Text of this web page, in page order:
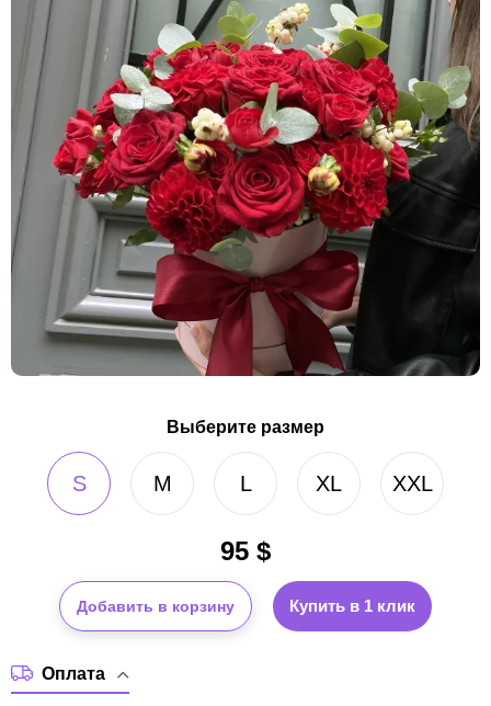
Выберите размер
S M L XL XXL
95 $
Добавить в корзину Купить в 1 клик
Оплата